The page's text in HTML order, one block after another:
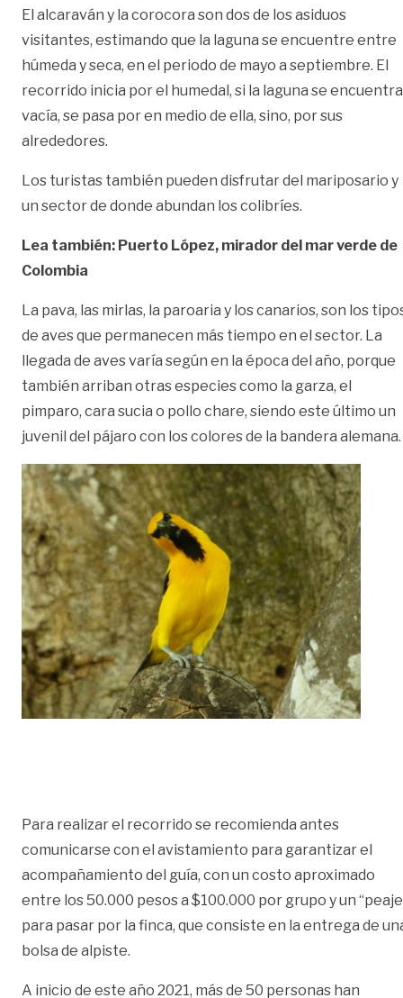
El alcaraván y la corocora son dos de los asiduos
visitantes, estimando que la laguna se encuentre entre
húmeda y seca, en el periodo de mayo a septiembre. El
recorrido inicia por el humedal, si la laguna se encuentra
vacía, se pasa por en medio de ella, sino, por sus
alrededores.
Los turistas también pueden disfrutar del mariposario y
un sector de donde abundan los colibríes.
Lea también: Puerto López, mirador del mar verde de
Colombia
La pava, las mirlas, la paroaria y los canarios, son los
de aves que permanecen más tiempo en el sector. La
llegada de aves varía según en la época del año, porque
también arriban otras especies como la garza, el
pimparo, cara sucia o pollo chare, siendo este último un
juvenil del pájaro con los colores de la bandera alemana.
Para realizar el recorrido se recomienda antes
comunicarse con el avistamiento para garantizar el
acompañamiento del guía, con un costo aproximado
entre los 50.000 pesos a $100.000 por grupo y un
para pasar por la finca, que consiste en la entrega de
bolsa de alpiste.
A inicio de este año 2021, más de 50 personas han